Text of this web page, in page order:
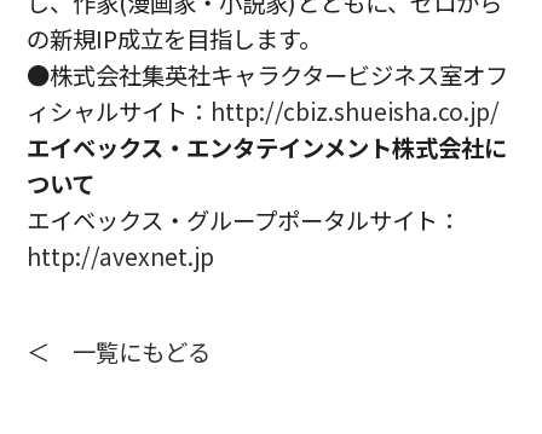
の新規IP成立を目指します。
●株式会社集英社キャラクタービジネス室オフ
ィシャルサイト： http://cbiz.shueisha.co.jp/
エイベックス・エンタテインメント株式会社に
ついて
エイベックス・グループポータルサイト：
http://avexnet.jp
＜ 一覧にもどる